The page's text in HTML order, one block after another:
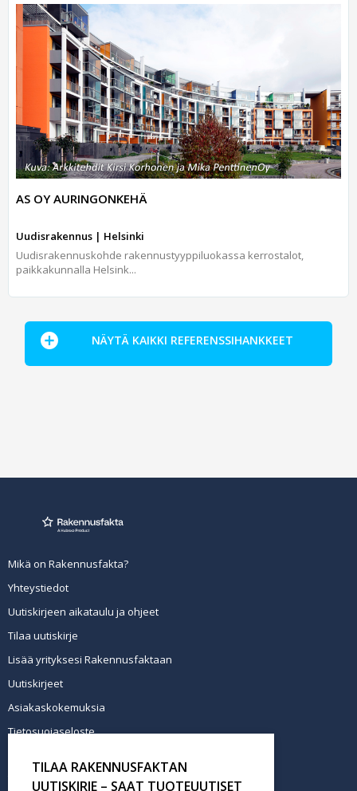
AS OY AURINGONKEHÄ
Uudisrakennus | Helsinki
Uudisrakennuskohde rakennustyyppiluokassa kerrostalot,
paikkakunnalla Helsink...
NÄYTÄ KAIKKI REFERENSSIHANKKEET
Mikä on Rakennusfakta?
Yhteystiedot
Uutiskirjeen aikataulu ja ohjeet
Tilaa uutiskirje
Lisää yrityksesi Rakennusfaktaan
Uutiskirjeet
Asiakaskokemuksia
Tietosuojaseloste
Tilaa uutiskirje
TILAA RAKENNUSFAKTAN
UUTISKIRJE – SAAT TUOTEUUTISET